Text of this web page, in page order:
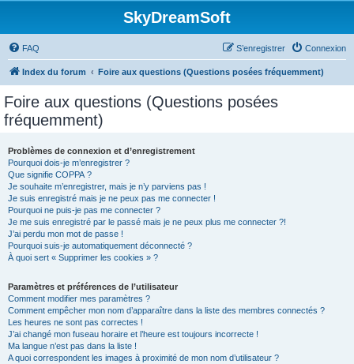
SkyDreamSoft
FAQ Connexion
S’enregistrer
Index du forum Foire aux questions (Questions posées fréquemment)
Foire aux questions (Questions posées
fréquemment)
Problèmes de connexion et d’enregistrement
Pourquoi dois-je m’enregistrer ?
Que signifie COPPA ?
Je souhaite m’enregistrer, mais je n’y parviens pas !
Je suis enregistré mais je ne peux pas me connecter !
Pourquoi ne puis-je pas me connecter ?
Je me suis enregistré par le passé mais je ne peux plus me connecter ?!
J’ai perdu mon mot de passe !
Pourquoi suis-je automatiquement déconnecté ?
À quoi sert « Supprimer les cookies » ?
Paramètres et préférences de l’utilisateur
Comment modifier mes paramètres ?
Comment empêcher mon nom d’apparaître dans la liste des membres connectés ?
Les heures ne sont pas correctes !
J’ai changé mon fuseau horaire et l’heure est toujours incorrecte !
Ma langue n’est pas dans la liste !
A quoi correspondent les images à proximité de mon nom d’utilisateur ?